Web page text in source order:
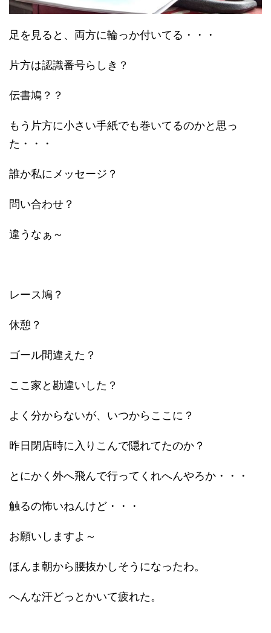
足を見ると、両方に輪っか付いてる・・・
片方は認識番号らしき？
伝書鳩？？
もう片方に小さい手紙でも巻いてるのかと思っ
た・・・
誰か私にメッセージ？
問い合わせ？
違うなぁ～
レース鳩？
休憩？
ゴール間違えた？
ここ家と勘違いした？
よく分からないが、いつからここに？
昨日閉店時に入りこんで隠れてたのか？
とにかく外へ飛んで行ってくれへんやろか・・・
触るの怖いねんけど・・・
お願いしますよ～
ほんま朝から腰抜かしそうになったわ。
へんな汗どっとかいて疲れた。